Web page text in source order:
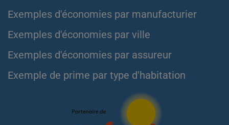
Exemples d'économies par manufacturier
Exemples d'économies par ville
Exemples d'économies par assureur
Exemple de prime par type d'habitation